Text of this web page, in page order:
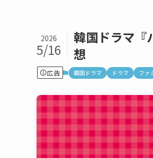
韓国ドラマ『
想
2026
5/16
広告 韓国ドラマ ドラマ ファ